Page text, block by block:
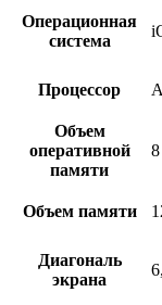
Операционная
система
Процессор
Объем
оперативной
памяти
Объем памяти
Диагональ
экрана